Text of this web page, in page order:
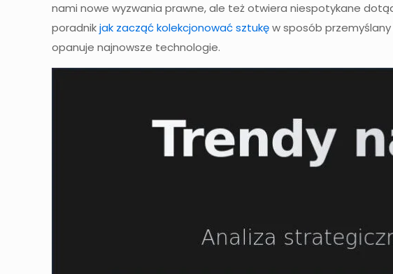
nami nowe wyzwania prawne, ale też otwiera niespotykane
poradnikjak zacząć kolekcjonować sztukęw sposób
opanuje najnowsze technologie.